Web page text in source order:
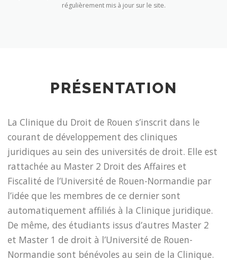
régulièrement mis à jour sur le site.
PRÉSENTATION
La Clinique du Droit de Rouen s’inscrit dans le
courant de développement des cliniques
juridiques au sein des universités de droit. Elle est
rattachée au Master 2 Droit des Affaires et
Fiscalité de l’Université de Rouen-Normandie par
l’idée que les membres de ce dernier sont
automatiquement affiliés à la Clinique juridique.
De même, des étudiants issus d’autres Master 2
et Master 1 de droit à l’Université de Rouen-
Normandie sont bénévoles au sein de la Clinique.